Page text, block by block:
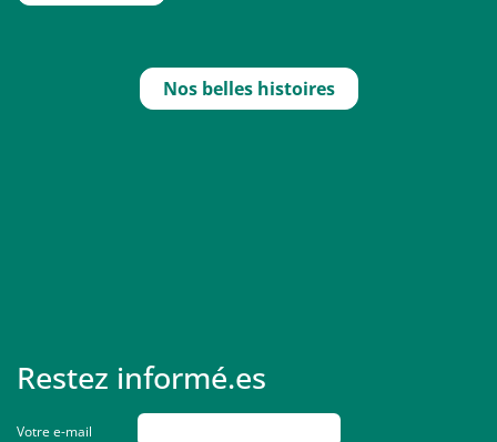
Nos belles histoires
Restez informé.es
Votre e-mail